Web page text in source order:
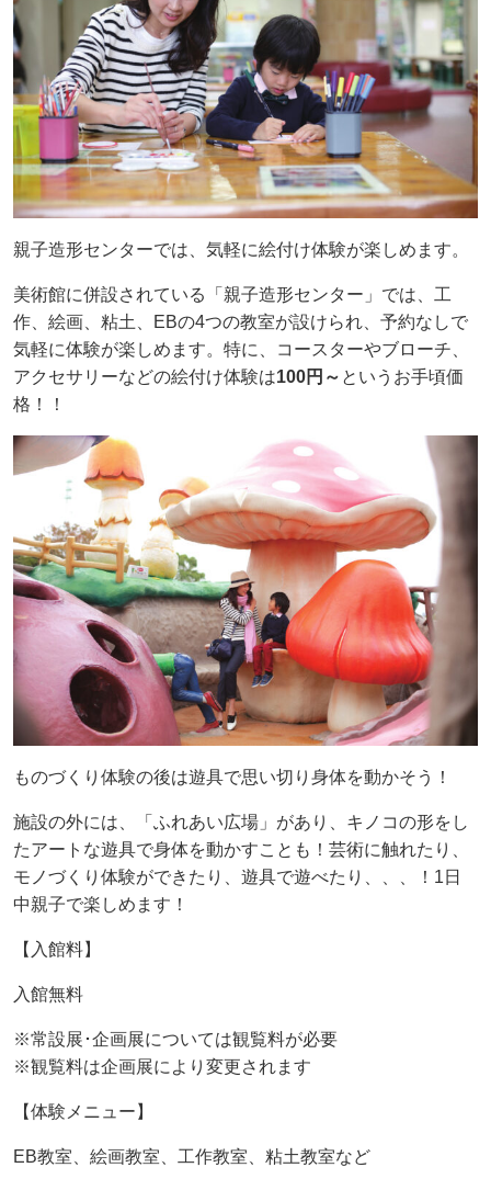
親子造形センターでは、気軽に絵付け体験が楽しめます。
美術館に併設されている「親子造形センター」では、工
作、絵画、粘土、EBの4つの教室が設けられ、予約なしで
気軽に体験が楽しめます。特に、コースターやブローチ、
アクセサリーなどの絵付け体験は100円～ というお手頃価
格！！
ものづくり体験の後は遊具で思い切り身体を動かそう！
施設の外には、「ふれあい広場」があり、キノコの形をし
たアートな遊具で身体を動かすことも！芸術に触れたり、
モノづくり体験ができたり、遊具で遊べたり、、、！1日
中親子で楽しめます！
【入館料】
入館無料
※常設展･企画展については観覧料が必要
※観覧料は企画展により変更されます
【体験メニュー】
EB教室、絵画教室、工作教室、粘土教室など